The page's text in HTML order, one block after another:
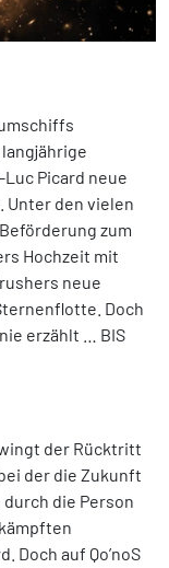
Picard neue
Unter den vielen
zum
Hochzeit mit
neue
Doch
erzählt … BIS
der Rücktritt
der die Zukunft
die Person
Doch auf Qo’noS